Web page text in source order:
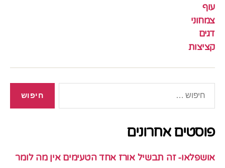
עוף
צמחוני
דגים
קציצות
פוסטים אחרונים
אושפלאו- זה תבשיל אורז אחד הטעימים אין מה לומר